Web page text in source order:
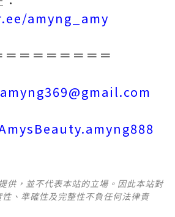
amyng_amy
＝＝＝＝＝＝＝
amyng369@gmail.com
供，並不代表本站的立場。因此本站對
、準確性及完整性不負任何法律責